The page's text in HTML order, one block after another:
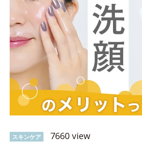
スキンケア 7660 view